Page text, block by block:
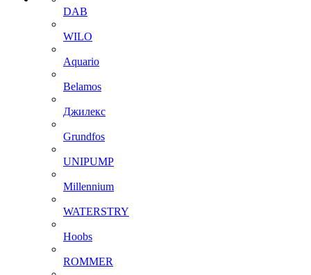
DAB
WILO
Aquario
Belamos
Джилекс
Grundfos
UNIPUMP
Millennium
WATERSTRY
Hoobs
ROMMER